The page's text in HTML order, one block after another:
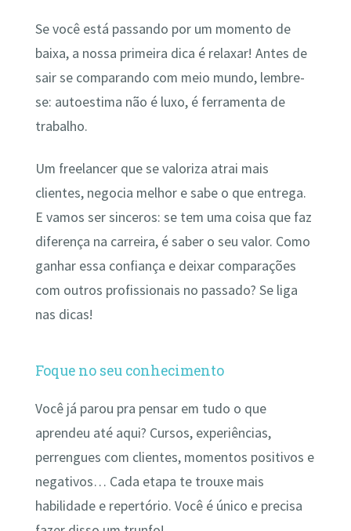
Se você está passando por um momento de
baixa, a nossa primeira dica é relaxar! Antes de
sair se comparando com meio mundo, lembre-
se: autoestima não é luxo, é ferramenta de
trabalho.
Um freelancer que se valoriza atrai mais
clientes, negocia melhor e sabe o que entrega.
E vamos ser sinceros: se tem uma coisa que faz
diferença na carreira, é saber o seu valor. Como
ganhar essa confiança e deixar comparações
com outros profissionais no passado? Se liga
nas dicas!
Foque no seu conhecimento
Você já parou pra pensar em tudo o que
aprendeu até aqui? Cursos, experiências,
perrengues com clientes, momentos positivos e
negativos… Cada etapa te trouxe mais
habilidade e repertório. Você é único e precisa